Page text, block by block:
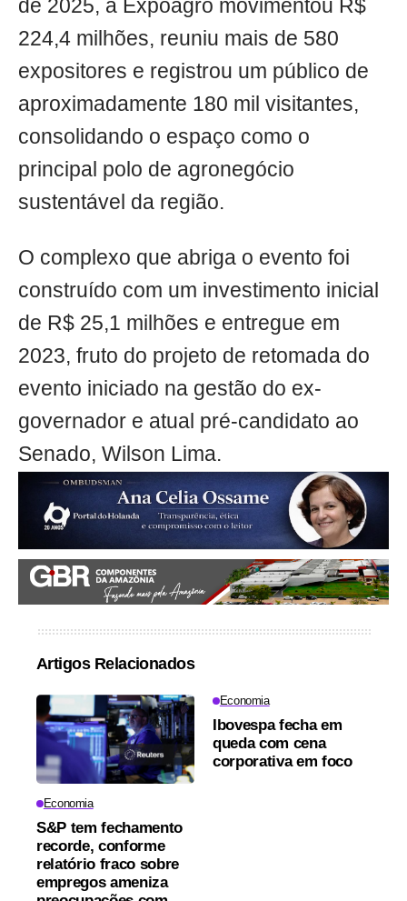
de 2025, a Expoagro movimentou R$
224,4 milhões, reuniu mais de 580
expositores e registrou um público de
aproximadamente 180 mil visitantes,
consolidando o espaço como o
principal polo de agronegócio
sustentável da região.
O complexo que abriga o evento foi
construído com um investimento inicial
de R$ 25,1 milhões e entregue em
2023, fruto do projeto de retomada do
evento iniciado na gestão do ex-
governador e atual pré-candidato ao
Senado, Wilson Lima.
Artigos Relacionados
Economia
S&P tem fechamento
recorde, conforme
relatório fraco sobre
empregos ameniza
Economia
Ibovespa fecha em
queda com cena
corporativa em foco